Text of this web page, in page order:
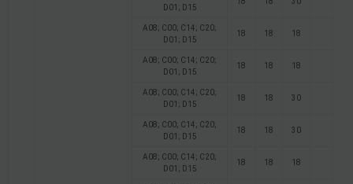
D01; D15
A08; C00; C14; C20;
D01; D15
18 18 18
A08; C00; C14; C20;
D01; D15
18 18 18
A08; C00; C14; C20;
D01; D15
18 18 30
A08; C00; C14; C20;
D01; D15
18 18 30
A08; C00; C14; C20;
D01; D15
18 18 18